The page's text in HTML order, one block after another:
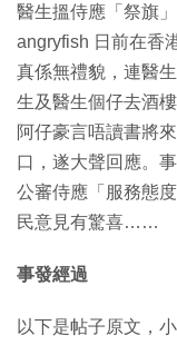
醫生搵侍應「祭旗
angryfish 日前在香
真係無禮貌，連醫
生及醫生個仔去酒
阿仔豪言唔讀書將
口，遂大聲回應。
公審侍應「服務態
民意見有驚喜……
事發經過
以下是帖子原文，